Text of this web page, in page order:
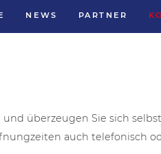
NEWS PARTNER
überzeugen Sie sich
auch telefonisch